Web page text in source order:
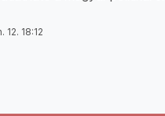
12. 18:12